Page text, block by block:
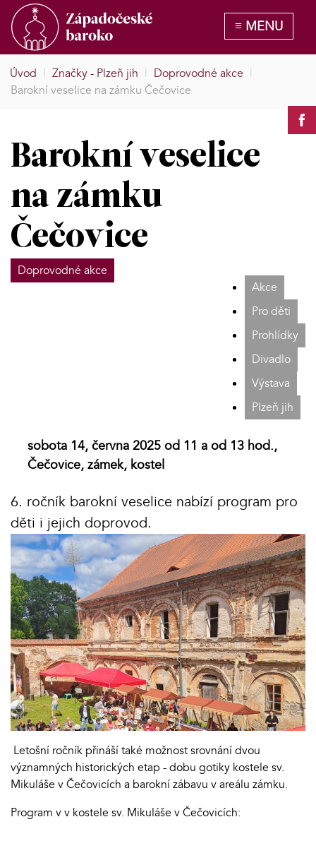
Úvod | Značky - Plzeň jih | Doprovodné akce |
Barokní veselice na zámku Čečovice
Barokní veselice
na zámku
Čečovice
Doprovodné akce
Akce
Pro děti
Prohlídky
Divadlo
Výstava
Plzeň jih
sobota 14, června 2025 od 11 a od 13 hod.,
Čečovice, zámek, kostel
6. ročník barokní veselice nabízí program pro
děti i jejich doprovod.
Letošní ročník přináší také možnost srovnání dvou
významných historických etap - dobu gotiky kostele sv.
Mikuláše v Čečovicích a barokní zábavu v areálu zámku.
Program v v kostele sv. Mikuláše v Čečovicích: